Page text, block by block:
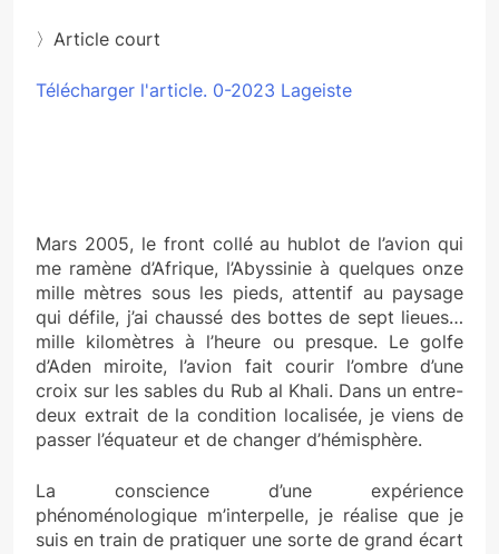
〉Article court
Télécharger l'article. 0-2023 Lageiste
Mars 2005, le front collé au hublot de l’avion qui
me ramène d’Afrique, l’Abyssinie à quelques onze
mille mètres sous les pieds, attentif au paysage
qui défile, j’ai chaussé des bottes de sept lieues…
mille kilomètres à l’heure ou presque. Le golfe
d’Aden miroite, l’avion fait courir l’ombre d’une
croix sur les sables du Rub al Khali. Dans un entre-
deux extrait de la condition localisée, je viens de
passer l’équateur et de changer d’hémisphère.
La conscience d’une expérience
phénoménologique m’interpelle, je réalise que je
suis en train de pratiquer une sorte de grand écart